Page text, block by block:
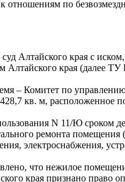
по
Алтайского края с
края (далее
– Комитет по
кв. м, расположенное
N 11/Ю сроком
ремонта помещения
электроснабжения,
что нежилое
края признано право